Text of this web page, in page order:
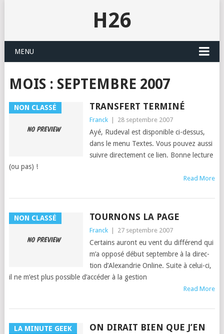
H26
MENU
MOIS : SEPTEMBRE 2007
NON CLASSÉ TRANSFERT TERMINÉ
Franck 28 septembre 2007
Ayé, Rude­val est disponible ci-dessus,
dans le menu Textes. Vous pou­vez aus­si
suiv­re directe­ment ce lien. Bonne lec­ture
(ou pas) !
Read More
NON CLASSÉ TOURNONS LA PAGE
Franck 27 septembre 2007
Cer­tains auront eu vent du dif­férend qui
m’a opposé début sep­tem­bre à la direc­
tion d’Alexan­drie Online. Suite à celui-ci,
il ne m’est plus pos­si­ble d’ac­céder à la ges­tion
Read More
LA MINUTE GEEK
ON DIRAIT BIEN QUE J’EN